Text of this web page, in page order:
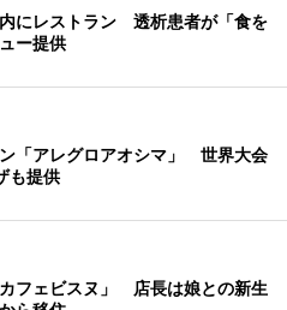
にレストラン 透析患者が「食を
ー提供
「アレグロアオシマ」 世界大会
も提供
フェビスヌ」 店長は娘との新生